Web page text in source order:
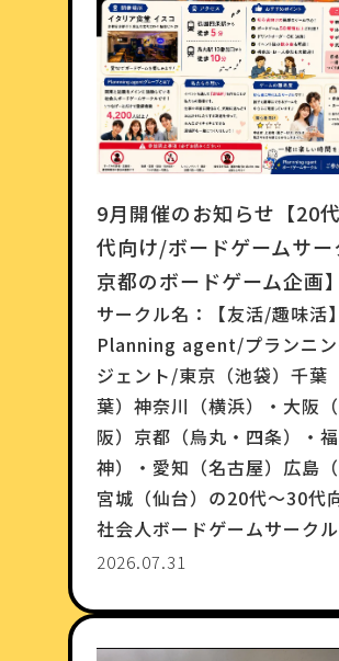
9月開催のお知らせ【20
代向け/ボードゲームサ
京都のボードゲーム企画】
サークル名：
【友活/趣味活】
Planning agent/プランニン
ジェント/東京（池袋）千葉
葉）神奈川（横浜）・大阪
阪）京都（烏丸・四条）・
神）・愛知（名古屋）広島（
宮城（仙台）の20代〜30代
社会人ボードゲームサークル
2026.07.31